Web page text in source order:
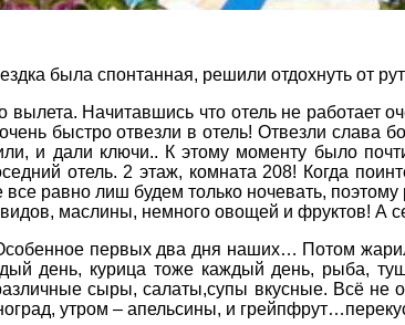
была спонтанная, решили отдохнуть от
Начитавшись что отель не работает
быстро отвезли в отель! Отвезли слава
и дали ключи.. К этому моменту было
отель. 2 этаж, комната 208! Когда
равно лиш будем только ночевать,
маслины, немного овощей и фруктов! А
первых два дня наших… Потом
день, курица тоже каждый день, рыба,
сыры, салаты,супы вкусные. Всё не
утром – апельсины, и
ДЕ